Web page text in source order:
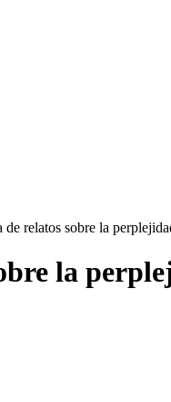
relatos sobre la
la